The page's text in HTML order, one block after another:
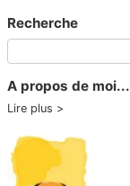
Recherche
A propos de moi...
Lire plus